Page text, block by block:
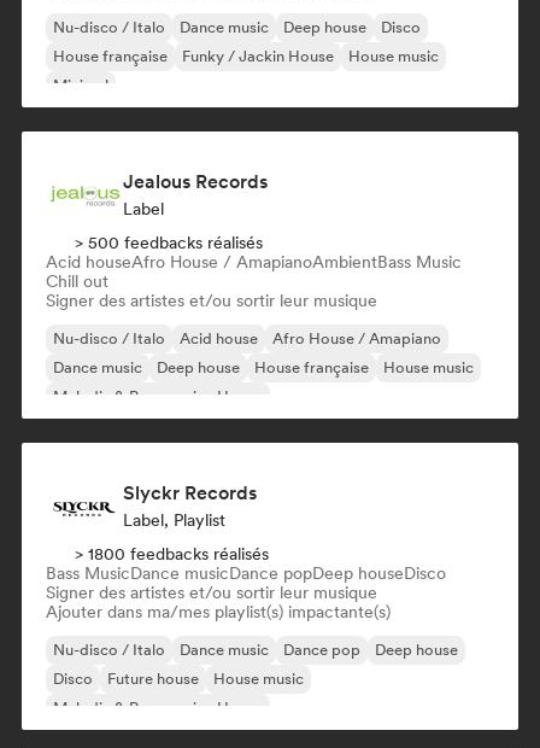
Nu-disco / Italo Dance music Deep house
Disco
House française
Funky / Jackin House
House music
Minimal
Jealous Records
Label
> 500 feedbacks réalisés
Acid houseAfro House / AmapianoAmbientBass Music
Chill out
Signer des artistes et/ou sortir leur musique
Nu-disco / Italo Acid house
Afro House / Amapiano
Dance music
Deep house House française
House music
Melodic & Progressive House
Slyckr Records
Label, Playlist
> 1800 feedbacks réalisés
Bass MusicDance musicDance popDeep houseDisco
Signer des artistes et/ou sortir leur musique
Ajouter dans ma/mes playlist(s) impactante(s)
Nu-disco / Italo Dance music Dance pop
Deep house
Disco
Future house
House music
Melodic & Progressive House